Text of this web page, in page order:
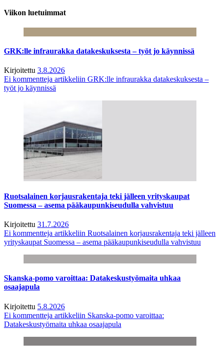
Viikon luetuimmat
GRK:lle infraurakka datakeskuksesta – työt jo käynnissä
Kirjoitettu 3.8.2026
Ei kommentteja artikkeliin GRK:lle infraurakka datakeskuksesta –
työt jo käynnissä
Ruotsalainen korjausrakentaja teki jälleen yrityskaupat
Suomessa – asema pääkaupunkiseudulla vahvistuu
Kirjoitettu 31.7.2026
Ei kommentteja artikkeliin Ruotsalainen korjausrakentaja teki jälleen
yrityskaupat Suomessa – asema pääkaupunkiseudulla vahvistuu
Skanska-pomo varoittaa: Datakeskustyömaita uhkaa
osaajapula
Kirjoitettu 5.8.2026
Ei kommentteja artikkeliin Skanska-pomo varoittaa:
Datakeskustyömaita uhkaa osaajapula